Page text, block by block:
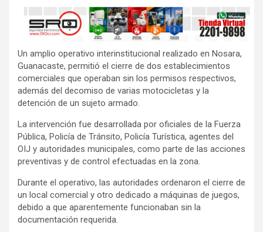
Un amplio operativo interinstitucional realizado en Nosara,
Guanacaste, permitió el cierre de dos establecimientos
comerciales que operaban sin los permisos respectivos,
además del decomiso de varias motocicletas y la
detención de un sujeto armado.
La intervención fue desarrollada por oficiales de la Fuerza
Pública, Policía de Tránsito, Policía Turística, agentes del
OIJ y autoridades municipales, como parte de las acciones
preventivas y de control efectuadas en la zona.
Durante el operativo, las autoridades ordenaron el cierre de
un local comercial y otro dedicado a máquinas de juegos,
debido a que aparentemente funcionaban sin la
documentación requerida.